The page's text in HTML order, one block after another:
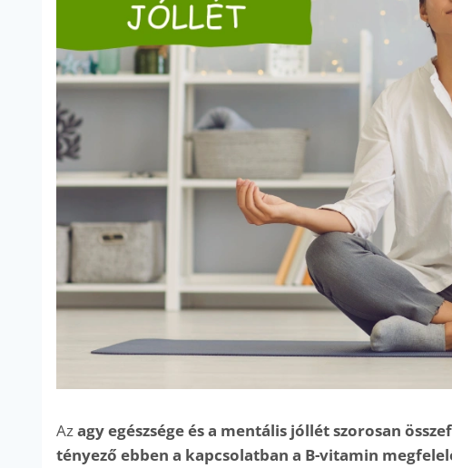
Azagy egészsége és a mentális jóllét szorosan
tényező ebben a kapcsolatban a B-vitamin